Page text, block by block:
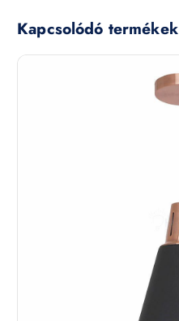
Kapcsolódó termékek